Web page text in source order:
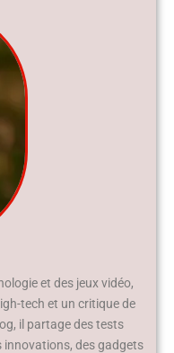
et des jeux vidéo,
tech et un critique de
il partage des tests
innovations, des gadgets